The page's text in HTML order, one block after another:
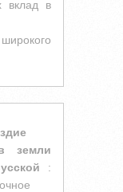
вклад в
земли
: